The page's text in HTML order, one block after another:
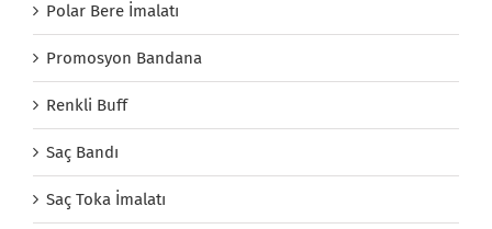
Polar Bere İmalatı
Promosyon Bandana
Renkli Buff
Saç Bandı
Saç Toka İmalatı